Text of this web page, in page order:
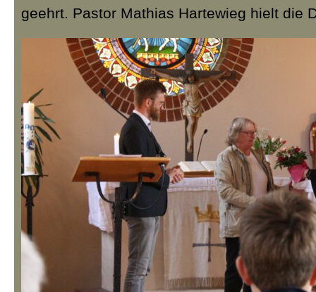
geehrt. Pastor Mathias Hartewieg hielt die